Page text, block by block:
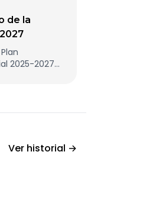
de la
2025-2027
Ver historial →